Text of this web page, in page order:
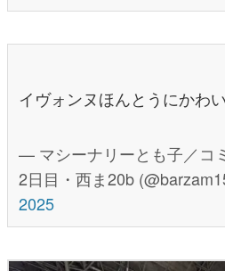
イヴォンヌほんとうにかわ
— マシーナリーとも子／コ
2日目・西ま20b
2025